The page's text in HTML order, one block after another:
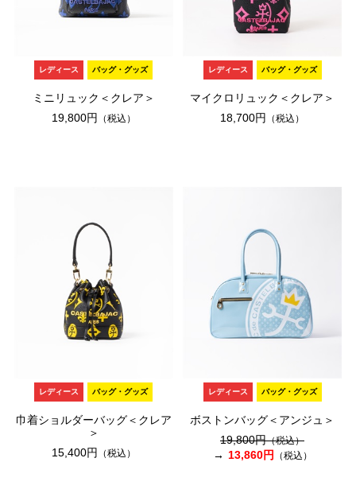
レディース バッグ・グッズ
ミニリュック＜クレア＞
19,800円
（税込）
レディース バッグ・グッズ
マイクロリュック＜クレア＞
18,700円
（税込）
レディース バッグ・グッズ
巾着ショルダーバッグ＜クレア
＞
15,400円
（税込）
レディース バッグ・グッズ
ボストンバッグ＜アンジュ＞
19,800円（税込）
13,860円 （税込）